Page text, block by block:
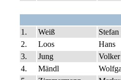
1. Weiß
Stefan
2.
Loos
Hans
3.
Jung
Volker
4.
Mändl